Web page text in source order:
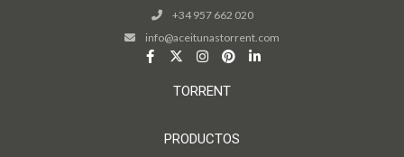
+34 957 662 020
info@aceitunastorrent.com
TORRENT
PRODUCTOS